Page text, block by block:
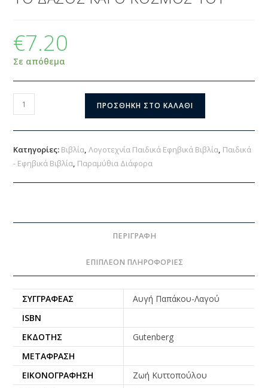
€7.20
Σε απόθεμα
ΠΡΟΣΘΉΚΗ ΣΤΟ ΚΑΛΆΘΙ
Κατηγορίες: Βιβλία,Λογοτεχνία Παιδικά Εφηβικά Βιβλία, Παιδικά
- Εφηβικά Βιβλία, Παραμύθια Διάφορα
ΠΕΡΙΓΡΑΦΉ
ΕΠΙΠΛΈΟΝ ΠΛΗΡΟΦΟΡΊΕΣ
ΣΥΓΓΡΑΦΈΑΣ
Αυγή Παπάκου-Λαγού
ISBN
ΕΚΔΌΤΗΣ
Gutenberg
ΜΕΤΆΦΡΑΣΗ
ΕΙΚΟΝΟΓΡΆΦΗΣΗ
Ζωή Κυττοπούλου